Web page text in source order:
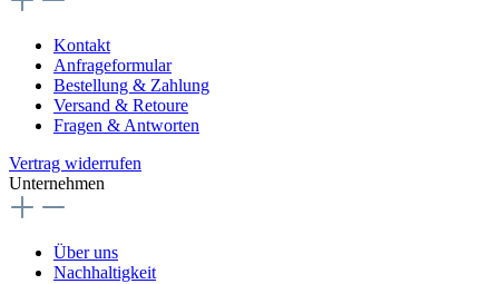
Kontakt
Anfrageformular
Bestellung & Zahlung
Versand & Retoure
Fragen & Antworten
Vertrag widerrufen
Unternehmen
Über uns
Nachhaltigkeit